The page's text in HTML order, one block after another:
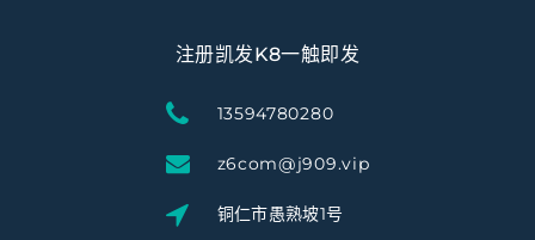
注册凯发K8一触即发
13594780280
z6com@j909.vip
铜仁市愚熟坡1号